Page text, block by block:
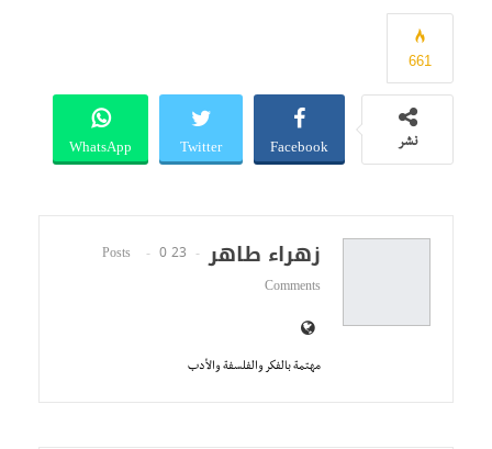
661
نشر Facebook
Twitter
WhatsApp
زهراء طاهر 23 Posts
0
Comments
مهتمة بالفكر والفلسفة والأدب